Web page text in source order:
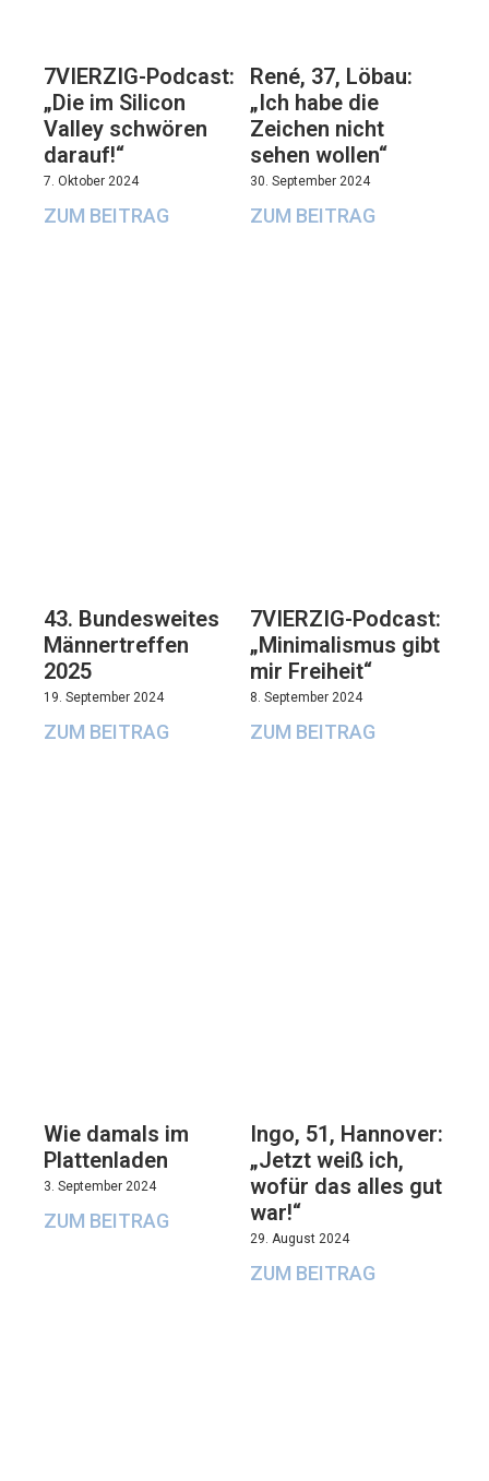
7VIERZIG-Podcast:
„Die im Silicon
Valley schwören
darauf!“
7. Oktober 2024
ZUM BEITRAG
René, 37, Löbau:
„Ich habe die
Zeichen nicht
sehen wollen“
30. September 2024
ZUM BEITRAG
43. Bundesweites
Männertreffen
2025
19. September 2024
ZUM BEITRAG
7VIERZIG-Podcast:
„Minimalismus gibt
mir Freiheit“
8. September 2024
ZUM BEITRAG
Wie damals im
Plattenladen
3. September 2024
ZUM BEITRAG
Ingo, 51, Hannover:
„Jetzt weiß ich,
wofür das alles gut
war!“
29. August 2024
ZUM BEITRAG